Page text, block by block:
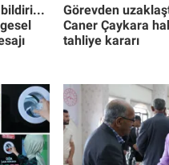
Görevden
Caner Çaykara
tahliye kararı